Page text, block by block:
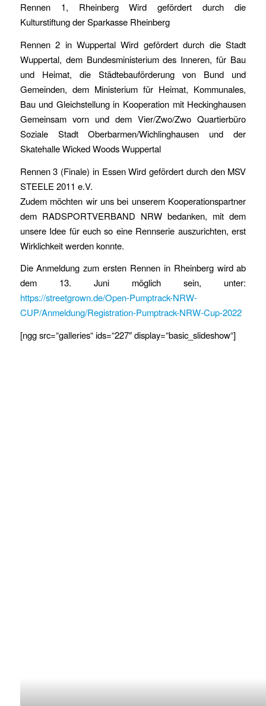
Rennen 1, Rheinberg Wird gefördert durch die
Kulturstiftung der Sparkasse Rheinberg
Rennen 2 in Wuppertal Wird gefördert durch die Stadt
Wuppertal, dem Bundesministerium des Inneren, für Bau
und Heimat, die Städtebauförderung von Bund und
Gemeinden, dem Ministerium für Heimat, Kommunales,
Bau und Gleichstellung in Kooperation mit Heckinghausen
Gemeinsam vorn und dem Vier/Zwo/Zwo Quartierbüro
Soziale Stadt Oberbarmen/Wichlinghausen und der
Skatehalle Wicked Woods Wuppertal
Rennen 3 (Finale) in Essen Wird gefördert durch den MSV
STEELE 2011 e.V.
Zudem möchten wir uns bei unserem Kooperationspartner
dem RADSPORTVERBAND NRW bedanken, mit dem
unsere Idee für euch so eine Rennserie auszurichten, erst
Wirklichkeit werden konnte.
Die Anmeldung zum ersten Rennen in Rheinberg wird ab
dem 13. Juni möglich sein, unter:
https://streetgrown.de/Open-Pumptrack-NRW-
CUP/Anmeldung/Registration-Pumptrack-NRW-Cup-2022
[ngg src=“galleries“ ids=“227″ display=“basic_slideshow“]